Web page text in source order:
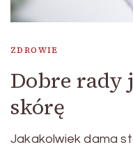
ZDROWIE
Dobre rady
skórę
Jakakolwiek dama